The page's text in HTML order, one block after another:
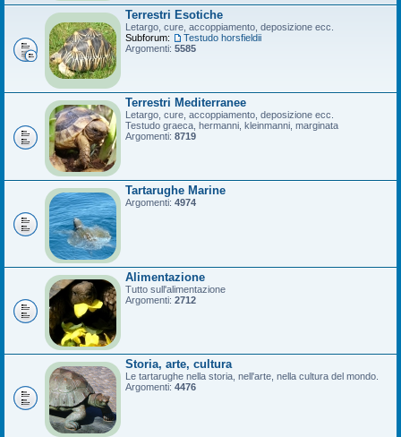
Terrestri Esotiche
Letargo, cure, accoppiamento, deposizione ecc.
Subforum:
Testudo horsfieldii
Argomenti: 5585
Terrestri Mediterranee
Letargo, cure, accoppiamento, deposizione ecc.
Testudo graeca, hermanni, kleinmanni, marginata
Argomenti: 8719
Tartarughe Marine
Argomenti: 4974
Alimentazione
Tutto sull'alimentazione
Argomenti: 2712
Storia, arte, cultura
Le tartarughe nella storia, nell'arte, nella cultura del mondo.
Argomenti: 4476